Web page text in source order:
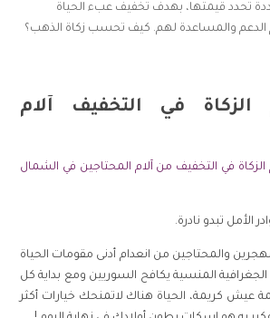
تحدد قيمتها، بهدف تخفيف عبء الحياة
الدعم والمساعدة لهم. كيف تحسب زكاة الذهب؟
في التخفيف آلام
في التخفيف من آلام المحتاجين في الشمال
الأمل تبدو نادرة.
والمحتاجين من انعدام أدنى مقومات الحياة
الجغرافية المنسية يكافح السوريين ومع بداية كل
عيش كريمة، الحياة هناك لاتمنحك خيارات أكثر